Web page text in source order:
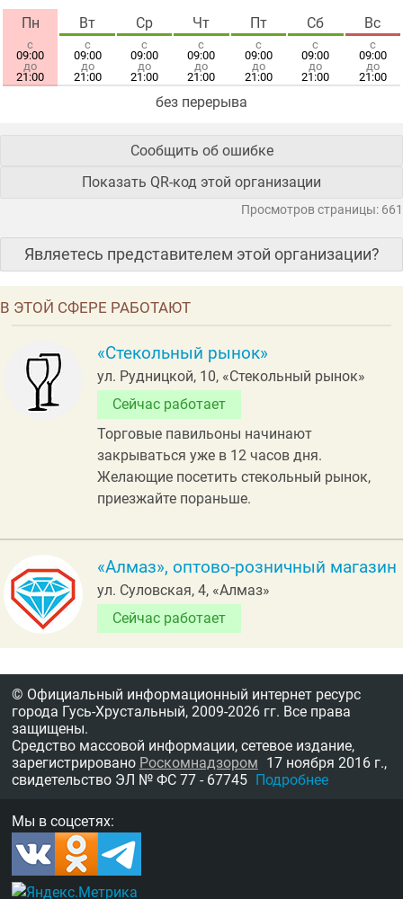
Пн
с
09:00
до
21:00
Вт
с
09:00
до
21:00
Ср
с
09:00
до
21:00
Чт
с
09:00
до
21:00
Пт
с
09:00
до
21:00
Сб
с
09:00
до
21:00
Вс
с
09:00
до
21:00
без перерыва
Сообщить об ошибке
Показать QR-код этой организации
Просмотров страницы: 661
Являетесь представителем этой организации?
В ЭТОЙ СФЕРЕ РАБОТАЮТ
«Стекольный рынок»
ул. Рудницкой, 10, «Стекольный рынок»
Сейчас работает
Торговые павильоны начинают
закрываться уже в 12 часов дня.
Желающие посетить стекольный рынок,
приезжайте пораньше.
«Алмаз», оптово-розничный магазин
ул. Суловская, 4, «Алмаз»
Сейчас работает
© Официальный информационный интернет ресурс
города Гусь-Хрустальный, 2009-2026 гг. Все права
защищены.
Средство массовой информации, сетевое издание,
зарегистрировано Роскомнадзором 17 ноября 2016 г.,
свидетельство ЭЛ № ФС 77 - 67745 Подробнее
Мы в соцсетях: